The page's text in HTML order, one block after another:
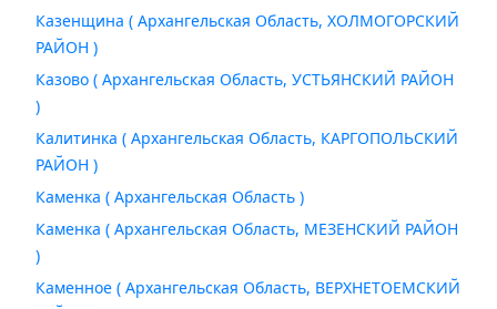
Казенщина ( Архангельская Область, ХОЛМОГОРСКИЙ
РАЙОН )
Казово ( Архангельская Область, УСТЬЯНСКИЙ РАЙОН
)
Калитинка ( Архангельская Область, КАРГОПОЛЬСКИЙ
РАЙОН )
Каменка ( Архангельская Область )
Каменка ( Архангельская Область, МЕЗЕНСКИЙ РАЙОН
)
Каменное ( Архангельская Область, ВЕРХНЕТОЕМСКИЙ